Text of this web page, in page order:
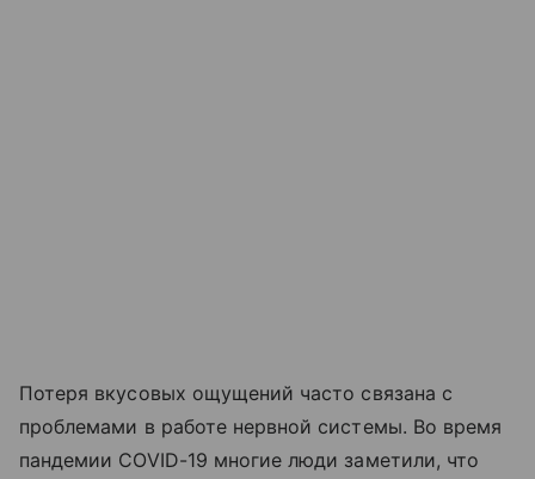
Потеря вкусовых ощущений часто связана с
проблемами в работе нервной системы. Во время
пандемии COVID-19 многие люди заметили, что